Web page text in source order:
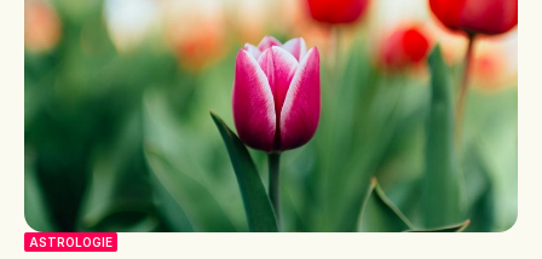
ASTROLOGIE